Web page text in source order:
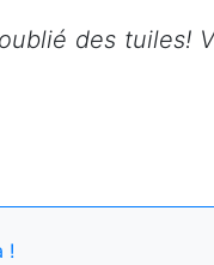
des tuiles!
!